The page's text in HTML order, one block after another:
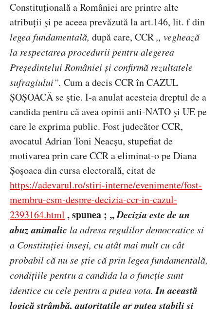
Constituțională a României are printre alte
atribuții și pe aceea prevăzută la art.146, lit. f din
legea fundamentală, după care, CCR,, veghează
la respectarea procedurii pentru alegerea
Preşedintelui României şi confirmă rezultatele
sufragiului”. Cum a decis CCRîn CAZUL
ȘOȘOACĂ se știe. I-a anulat acesteia dreptul de a
candida pentru că avea opinii anti-NATO și UE pe
care le exprima public. Fost judecător CCR,
avocatul Adrian Toni Neacșu, stupefiat de
motivarea prin care CCRa eliminat-o pe Diana
Șoșoaca din cursa electorală, citat de
https://adevarul.ro/stiri-interne/evenimente/fost-
membru-csm-despre-decizia-ccr-in-cazul-
2393164.html , spunea ; ,,Decizia este de un
abuz animalic la adresa regulilor democratice si
a Constituției inseși, cu atât mai mult cu cât
probabil că nu se știe că prin legea fundamentală,
condițiile pentru a candida la o funcție sunt
identice cu cele pentru a putea vota.In această
logică strâmbă, autoritațile ar putea stabili si